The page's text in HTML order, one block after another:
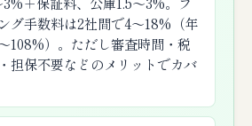
グ手数料は2社間で4〜18%（年
108%）。ただし審査時間・税
担保不要などのメリットでカバ